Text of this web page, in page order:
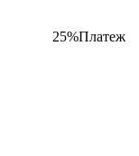
25%Платеж